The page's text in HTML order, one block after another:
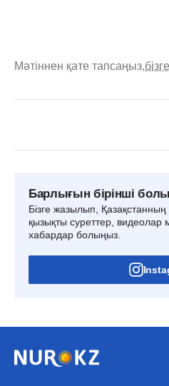
Мәтіннен қате тапсаңыз,
Барлығын бірінші
Бізге жазылып, Қазақстанның
қызықты суреттер, видеолар
хабардар болыңыз.